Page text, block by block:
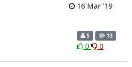
16 Mar '19
5 13
0 0